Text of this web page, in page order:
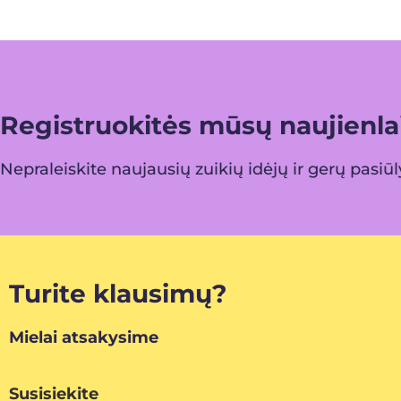
Registruokitės mūsų
Nepraleiskite naujausių zuikių idėjų ir gerų
Turite klausimų?
Mielai atsakysime
Susisiekite